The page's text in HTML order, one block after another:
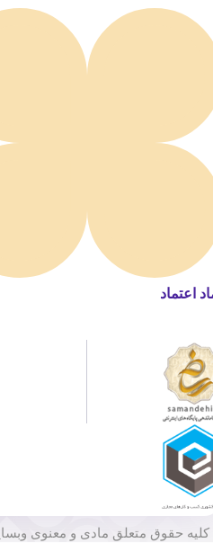
اعتماد
کلیه حقوق متعلق مادی و معنوی